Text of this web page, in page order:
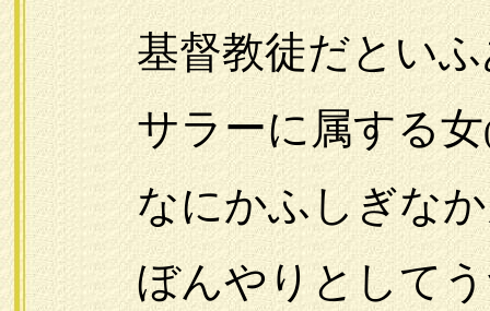
基督教徒だといふ
サラーに属する女
なにかふしぎなか
ぼんやりとしてう